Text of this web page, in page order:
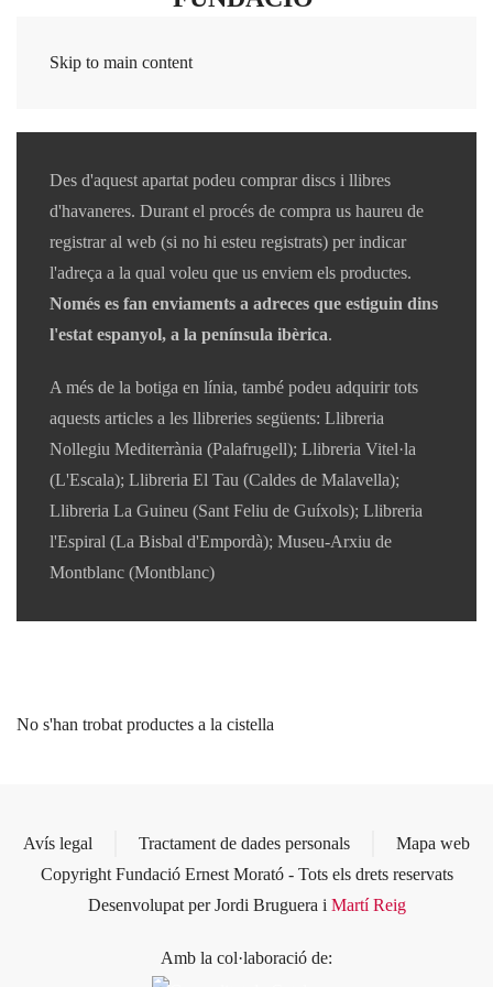
Skip to main content
Des d'aquest apartat podeu comprar discs i llibres
d'havaneres. Durant el procés de compra us haureu de
registrar al web (si no hi esteu registrats) per indicar
l'adreça a la qual voleu que us enviem els productes.
Només es fan enviaments a adreces que estiguin dins
l'estat espanyol, a la península ibèrica.
A més de la botiga en línia, també podeu adquirir tots
aquests articles a les llibreries següents: Llibreria
Nollegiu Mediterrània (Palafrugell); Llibreria Vitel·la
(L'Escala); Llibreria El Tau (Caldes de Malavella);
Llibreria La Guineu (Sant Feliu de Guíxols); Llibreria
l'Espiral (La Bisbal d'Empordà); Museu-Arxiu de
Montblanc (Montblanc)
No s'han trobat productes a la cistella
Avís legal Tractament de dades personals
Mapa web
Copyright Fundació Ernest Morató - Tots els drets reservats
Desenvolupat per Jordi Bruguera i Martí Reig
Amb la col·laboració de: